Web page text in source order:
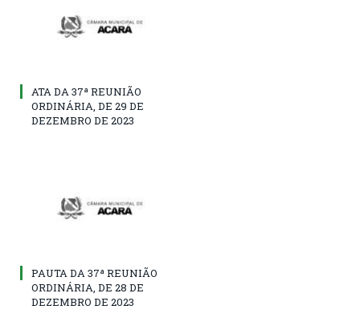
ATA DA 37ª REUNIÃO
ORDINÁRIA, DE 29 DE
DEZEMBRO DE 2023
PAUTA DA 37ª REUNIÃO
ORDINÁRIA, DE 28 DE
DEZEMBRO DE 2023